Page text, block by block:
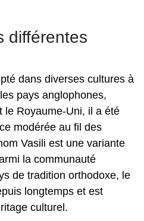
différentes
dans diverses cultures à
pays anglophones,
le Royaume-Uni, il a été
modérée au fil des
Vasili est une variante
la communauté
de tradition orthodoxe, le
longtemps et est
culturel.